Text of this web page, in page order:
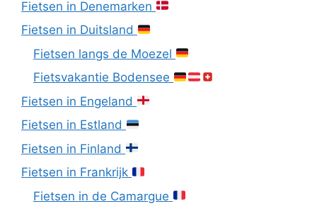
Fietsen in Denemarken
Fietsen in Duitsland
Fietsen langs de Moezel
Fietsvakantie Bodensee
Fietsen in Engeland
Fietsen in Estland
Fietsen in Finland
Fietsen in Frankrijk
Fietsen in de Camargue